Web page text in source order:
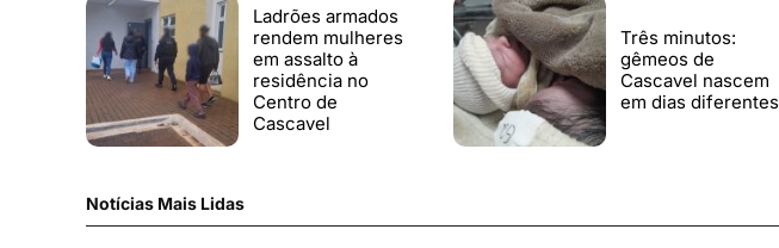
Ladrões armados
rendem mulheres
em assalto à
residência no
Centro de
Cascavel
Três minutos:
gêmeos de
Cascavel nascem
em dias diferentes
Notícias Mais Lidas